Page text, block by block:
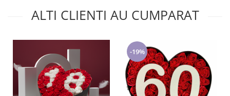
ALTI CLIENTI AU CUMPARAT
-19%